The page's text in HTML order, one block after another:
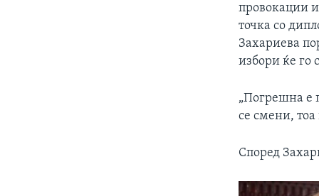
провокации
точка со
Захариева
избори ќе го
„Погрешна е
се смени,
Според